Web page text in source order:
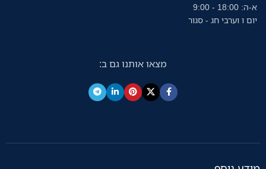
א-ה: 18:00 - 9:00
יום ו וערבי חג - סגור
מצאו אותנו גם ב: